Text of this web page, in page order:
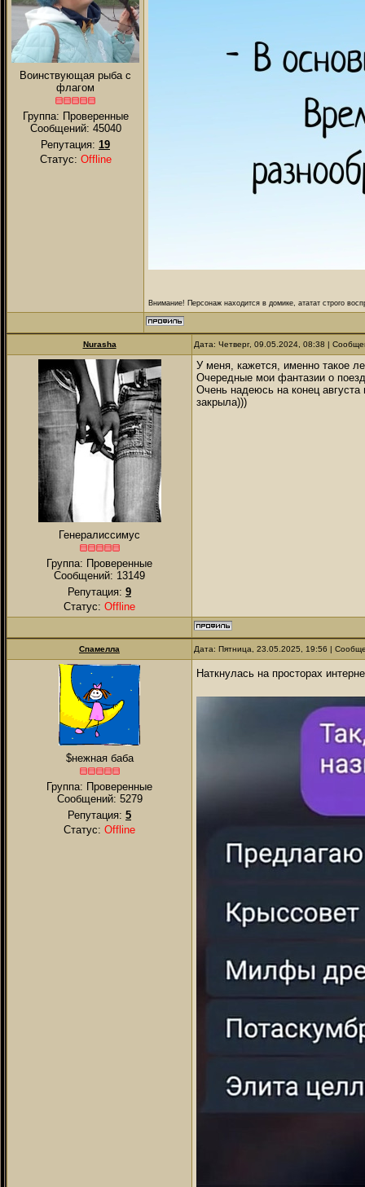
Воинствующая рыба с
флагом
Группа: Проверенные
Сообщений: 45040
Репутация: 19
Статус: Offline
Внимание! Персонаж находится в домике, ататат строго
Nurаsha Дата: Четверг, 09.05.2024, 08:38 |
Генералиссимус
Группа: Проверенные
Сообщений: 13149
Репутация: 9
Статус: Offline
У меня, кажется, именно такое
Очередные мои фантазии о
Очень надеюсь на конец
закрыла)))
Спамелла Дата: Пятница, 23.05.2025, 19:56 |
$нежная баба
Группа: Проверенные
Сообщений: 5279
Репутация: 5
Статус: Offline
Наткнулась на просторах